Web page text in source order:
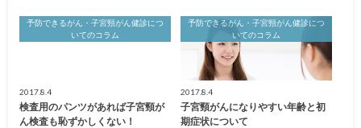
予防できるがん・子宮頸がん健診につ
いてのコラム
2017.8.4
検査用のパンツがあれば子宮頸が
ん検査も恥ずかしくない！
予防できるがん・子宮頸がん健診につ
いてのコラム
2017.8.4
子宮頸がんになりやすい年齢と初
期症状について